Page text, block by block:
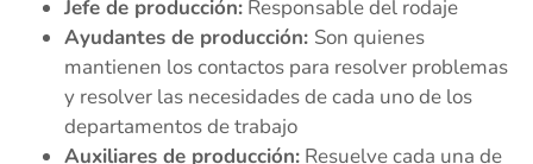
Jefe de producción: Responsable del rodaje
Ayudantes de producción: Son quienes
mantienen los contactos para resolver problemas
y resolver las necesidades de cada uno de los
departamentos de trabajo
Auxiliares de producción: Resuelve cada una de